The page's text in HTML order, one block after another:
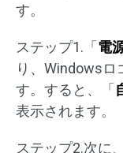
す。
ステップ1.「 電
り、Windowsロ
す。すると、「
表示されます。
ステップ2.次に